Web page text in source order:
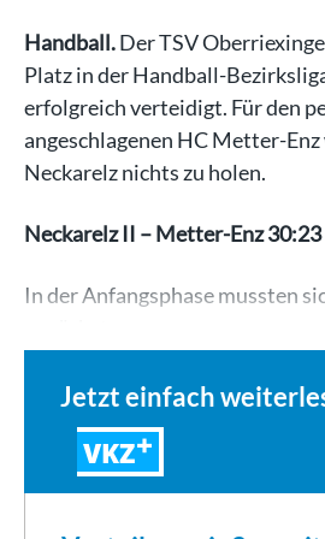
Handball.Der TSV
Platz in der Handball-
erfolgreich verteidigt. Für den
angeschlagenen HC Metter-
Neckarelz nichts zu holen.
Neckarelz II – Metter-Enz
In der Anfangsphase mussten
Jetzt einfach
VKZ